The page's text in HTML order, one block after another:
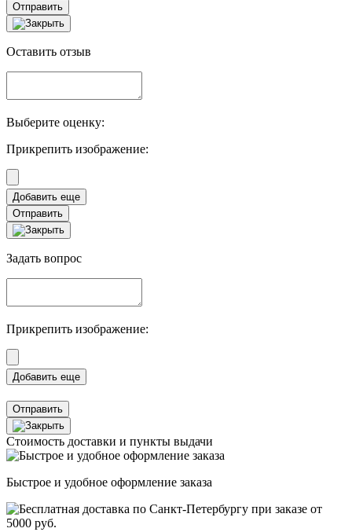
Отправить
Оставить отзыв
Выберите оценку:
Прикрепить изображение:
Отправить
Задать вопрос
Прикрепить изображение:
Отправить
Стоимость доставки и пункты выдачи
Быстрое и удобное оформление заказа